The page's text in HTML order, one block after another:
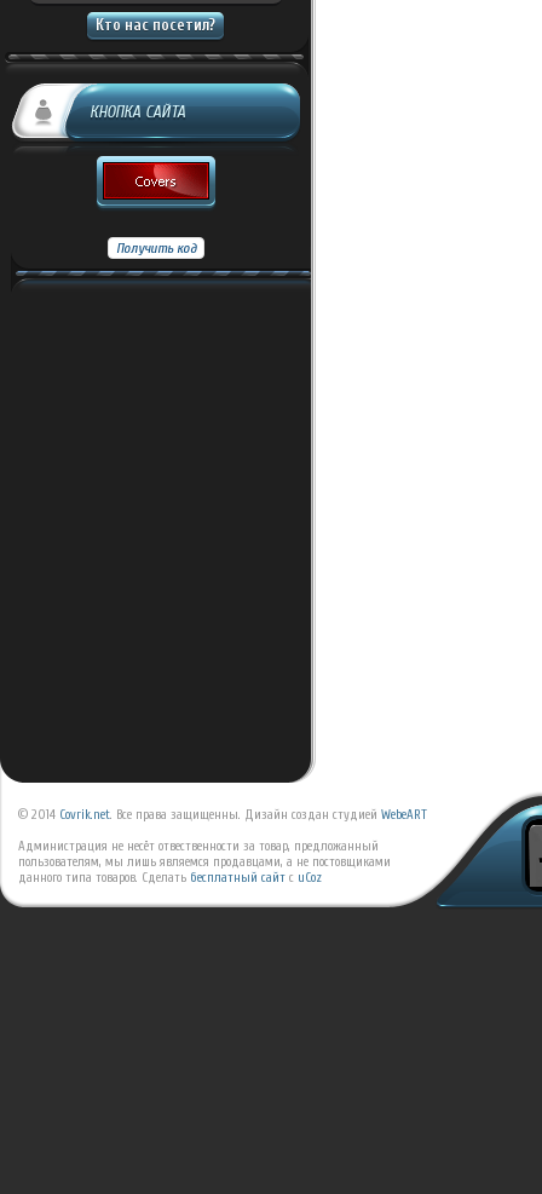
Кто нас посетил?
КНОПКА САЙТА
© 2014 Covrik.net. Все права защищенны. Дизайн создан студией WebeART
Администрация не несёт отвественности за товар, предложанный
пользователям, мы лишь являемся продавцами, а не постовщиками
данного типа товаров. Сделать бесплатный сайт с uCoz